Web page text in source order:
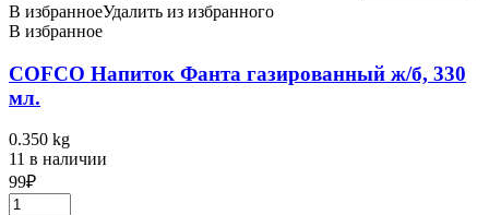
В избранноеУдалить из избранного
В избранное
COFCO Напиток Фанта газированный ж/б, 330
мл.
0.350 kg
11 в наличии
99₽